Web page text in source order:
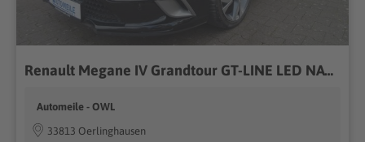
Renault Megane IV Grandtour GT-LINE LED NAVI SHZ PDC
Automeile - OWL
33813 Oerlinghausen